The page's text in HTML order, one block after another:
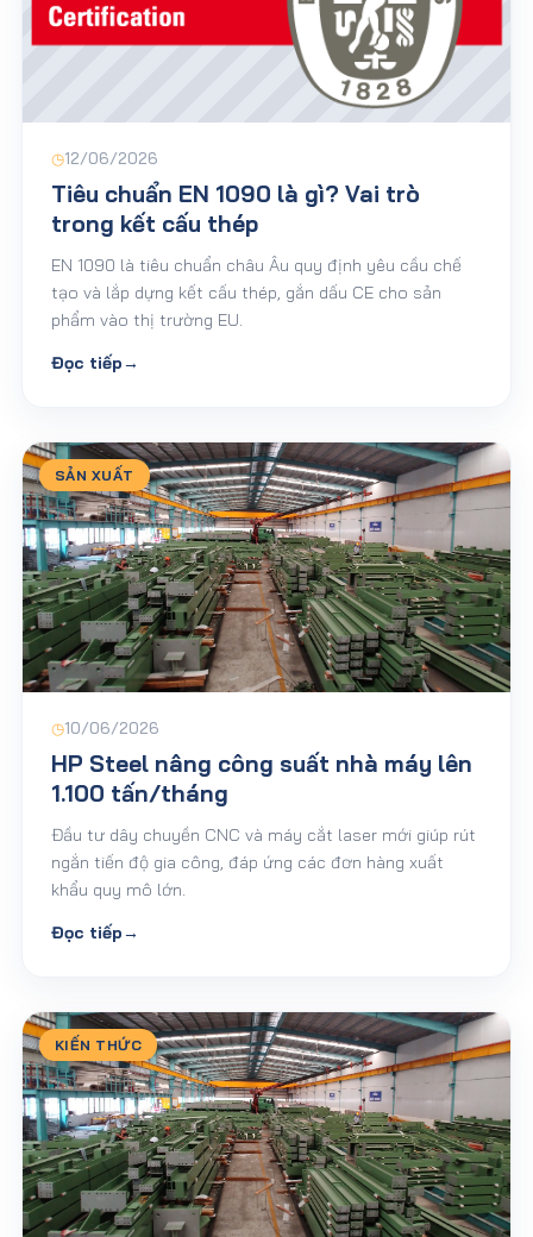
◷12/06/2026
Tiêu chuẩn EN 1090 là gì? Vai trò
trong kết cấu thép
EN 1090 là tiêu chuẩn châu Âu quy định yêu cầu chế
tạo và lắp dựng kết cấu thép, gắn dấu CE cho sản
phẩm vào thị trường EU.
Đọc tiếp→
SẢN XUẤT
◷10/06/2026
HP Steel nâng công suất nhà máy lên
1.100 tấn/tháng
Đầu tư dây chuyền CNC và máy cắt laser mới giúp rút
ngắn tiến độ gia công, đáp ứng các đơn hàng xuất
khẩu quy mô lớn.
Đọc tiếp→
KIẾN THỨC